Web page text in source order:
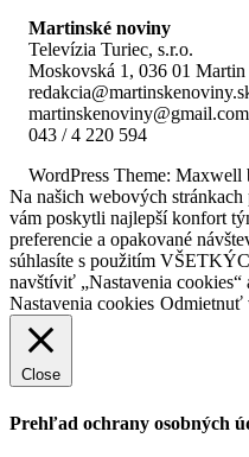
Martinské noviny
Televízia Turiec, s.r.o.
Moskovská 1, 036 01 Martin
martinskenoviny@gmail.com
043 / 4 220 594
WordPress Theme: Maxwell
Na našich webových
vám poskytli najlepší konfort
preferencie a opakované
súhlasíte s použitím
navštíviť „Nastavenia
Nastavenia cookies Odmietnuť
Close
Prehľad ochrany osobných